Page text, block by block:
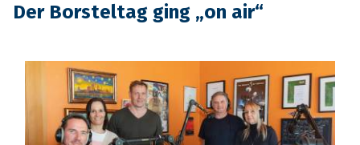
Der Borsteltag ging „on air“